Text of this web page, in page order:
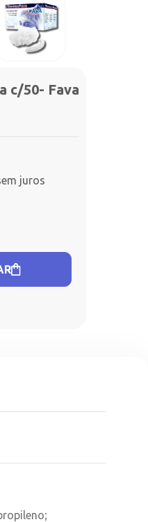
c/50- Fava
juros